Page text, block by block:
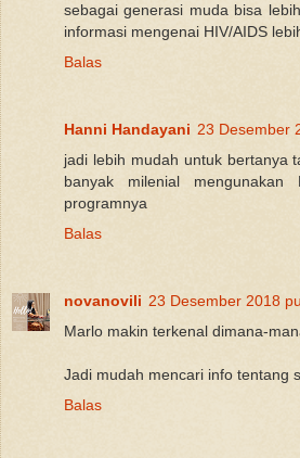
sebagai generasi muda bisa
informasi mengenai HIV/AIDS
Balas
Hanni Handayani 23 Desember
jadi lebih mudah untuk bertanya
banyak milenial
programnya
Balas
novanovili 23 Desember 2018
Marlo makin terkenal dimana-
Jadi mudah mencari info tentang
Balas